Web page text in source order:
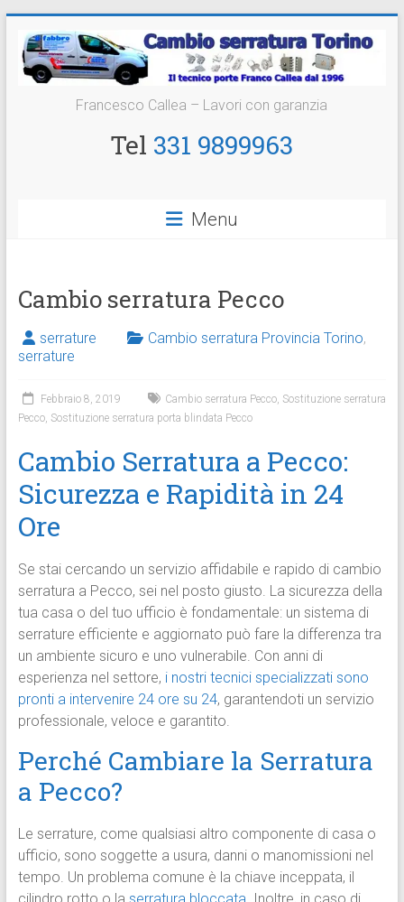
contenuto
Cambio
Serratura
Francesco Callea – Lavori con garanzia
Tel 331 9899963
Menu
Cambio serratura Pecco
serrature Cambio serratura Provincia Torino,
serrature
Febbraio 8, 2019 Cambio serratura Pecco, Sostituzione serratura
Pecco, Sostituzione serratura porta blindata Pecco
Cambio Serratura a Pecco:
Sicurezza e Rapidità in 24
Ore
Se stai cercando un servizio affidabile e rapido di cambio
serratura a Pecco, sei nel posto giusto. La sicurezza della
tua casa o del tuo ufficio è fondamentale: un sistema di
serrature efficiente e aggiornato può fare la differenza tra
un ambiente sicuro e uno vulnerabile. Con anni di
esperienza nel settore, i nostri tecnici specializzati sono
pronti a intervenire 24 ore su 24, garantendoti un servizio
professionale, veloce e garantito.
Perché Cambiare la Serratura
a Pecco?
Le serrature, come qualsiasi altro componente di casa o
ufficio, sono soggette a usura, danni o manomissioni nel
tempo. Un problema comune è la chiave inceppata, il